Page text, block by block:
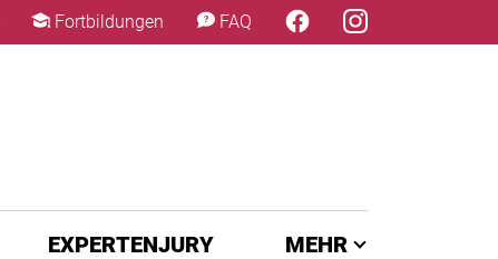
Fortbildungen FAQ
EXPERTENJURY MEHR
×